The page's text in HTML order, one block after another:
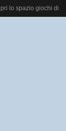
lo spazio giochi di